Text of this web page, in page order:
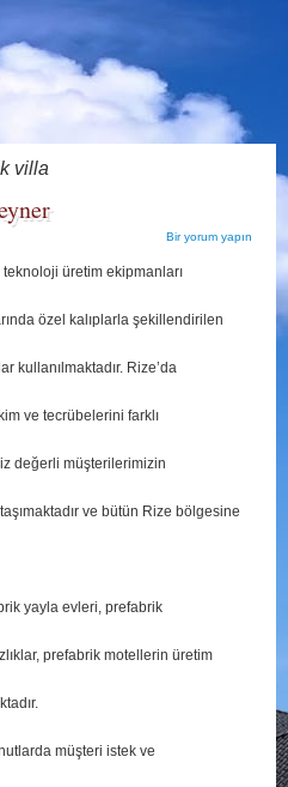
villa
Bir yorum yapın
üretim ekipmanları
özel kalıplarla şekillendirilen
kullanılmaktadır. Rize’da
ve tecrübelerini farklı
değerli müşterilerimizin
ve bütün Rize bölgesine
yayla evleri, prefabrik
prefabrik motellerin üretim
müşteri istek ve